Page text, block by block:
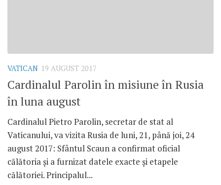
VATICAN 19 AUGUST 2017
Cardinalul Parolin în misiune în Rusia
în luna august
Cardinalul Pietro Parolin, secretar de stat al
Vaticanului, va vizita Rusia de luni, 21, până joi, 24
august 2017: Sfântul Scaun a confirmat oficial
călătoria și a furnizat datele exacte și etapele
călătoriei. Principalul...